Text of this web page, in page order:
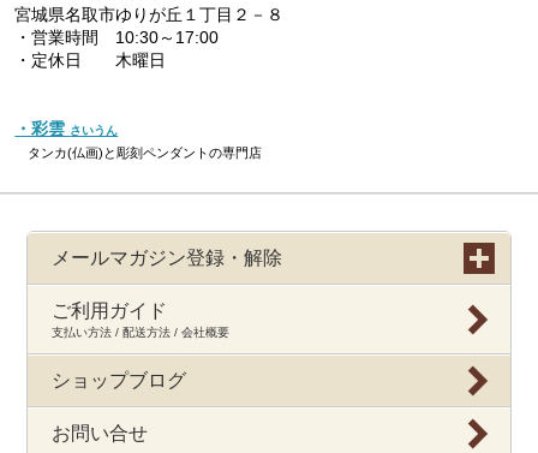
宮城県名取市ゆりが丘１丁目２－８
・営業時間 10:30～17:00
・定休日 木曜日
・彩雲 さいうん
タンカ(仏画)と彫刻ペンダントの専門店
メールマガジン登録・解除
ご利用ガイド
支払い方法 / 配送方法 / 会社概要
ショップブログ
お問い合せ